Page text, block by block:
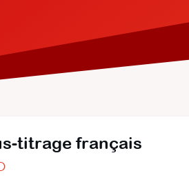
titrage français